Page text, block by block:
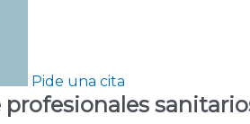
Pide una cita
profesionales